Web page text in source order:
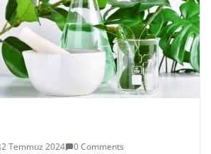
2 Temmuz 2024
0 Comments